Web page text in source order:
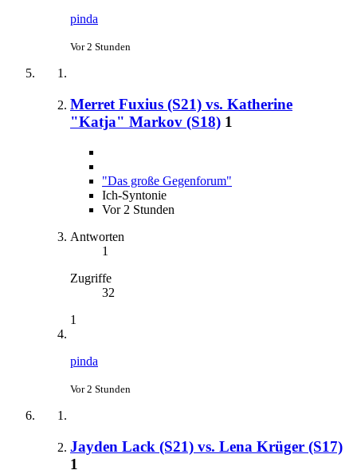
pinda
Vor 2 Stunden
Merret Fuxius (S21) vs. Katherine
"Katja" Markov (S18) 1
"Das große Gegenforum"
Ich-Syntonie
Vor 2 Stunden
Antworten
1
Zugriffe
32
1
pinda
Vor 2 Stunden
Jayden Lack (S21) vs. Lena Krüger (S17)
1